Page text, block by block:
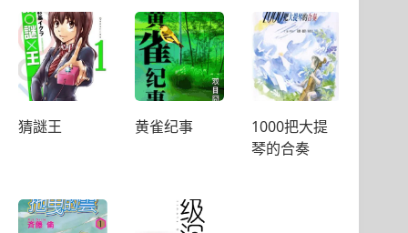
猜謎王 黄雀纪事
1000把大提
琴的合奏